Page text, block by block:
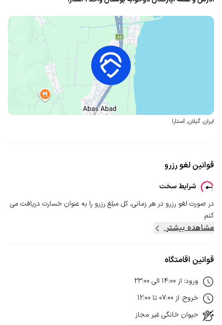
ایران,گیلان, آستارا
قوانین لغو رزرو
شرایط سخت
در صورت لغو رزرو در هر زمانی، کل مبلغ رزرو را به عنوان خسارت دریافت می
کنم
مشاهده بیشتر
قوانین اقامتگاه
ورود: از 14:00 الی 23:00
خروج: از 07:00 تا 12:00
حیوان خانگیغیر مجاز